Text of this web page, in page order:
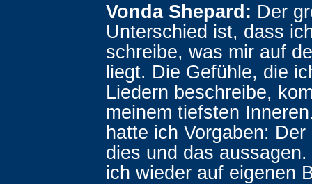
Vonda Shepard: Der
Unterschied ist, dass
schreibe, was mir auf
liegt. Die Gefühle, die
Liedern beschreibe,
meinem tiefsten
hatte ich Vorgaben: Der
dies und das
ich wieder auf eigenen